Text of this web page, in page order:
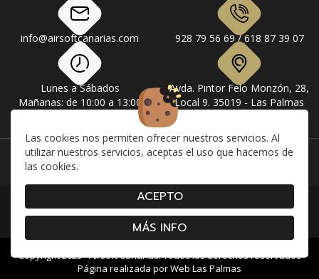
Las cookies nos permiten ofrecer nuestros servicios. Al
utilizar nuestros servicios, aceptas el uso que hacemos de
las cookies.
ACEPTO
MÁS INFO
info@airsoftcanarias.com 928 79 56 69 / 618 87 39 07
Lunes a Sábados
Mañanas: de 10:00 a 13:00
Avda. Pintor Felo Monzón, 28,
Local 9. 35019 - Las Palmas
Instagram Facebook
Condiciones de compra|Aviso Legal|Política de Privacidad|Cookies
Copyright 2023 - Airsoft Canarias. Todos los derechos reservados
Página realizada porWeb Las Palmas